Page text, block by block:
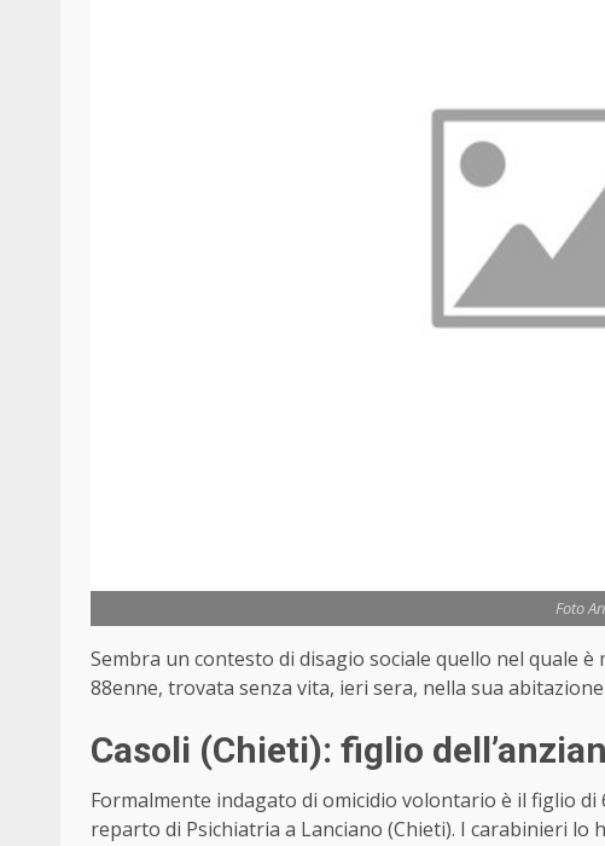
Foto
Sembra un contesto di disagio sociale quello nel quale
88enne, trovata senza vita, ieri sera, nella sua
Casoli (Chieti): figlio
Formalmente indagato di omicidio volontario è il figlio
reparto di Psichiatria a Lanciano (Chieti). I carabinieri